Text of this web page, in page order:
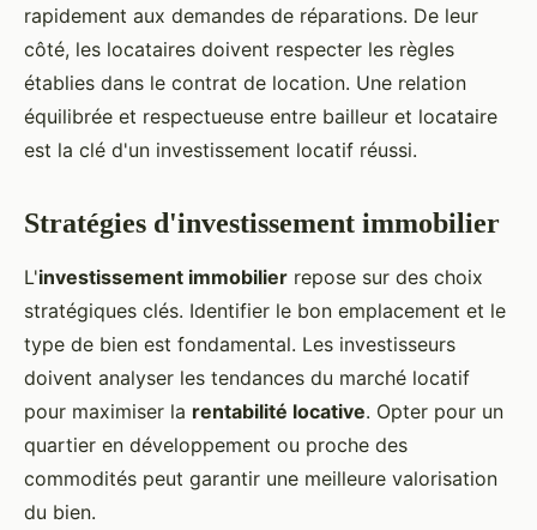
rapidement aux demandes de réparations. De leur
côté, les locataires doivent respecter les règles
établies dans le contrat de location. Une relation
équilibrée et respectueuse entre bailleur et locataire
est la clé d'un investissement locatif réussi.
Stratégies d'investissement immobilier
L'investissement immobilier repose sur des choix
stratégiques clés. Identifier le bon emplacement et le
type de bien est fondamental. Les investisseurs
doivent analyser les tendances du marché locatif
pour maximiser la rentabilité locative. Opter pour un
quartier en développement ou proche des
commodités peut garantir une meilleure valorisation
du bien.